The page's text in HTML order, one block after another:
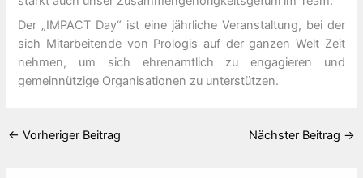
Der „IMPACT Day“ ist eine jährliche Veranstaltung, bei der
sich Mitarbeitende von Prologis auf der ganzen Welt Zeit
nehmen, um sich ehrenamtlich zu engagieren und
gemeinnützige Organisationen zu unterstützen.
← Vorheriger Beitrag Nächster Beitrag →